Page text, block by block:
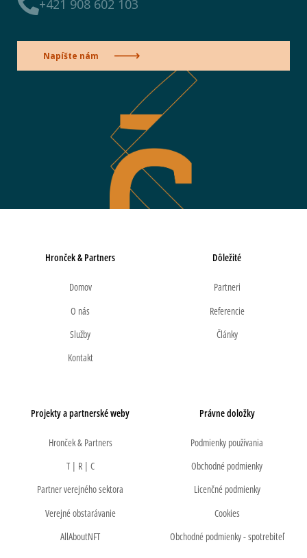
+421 908 602 103
Napíšte nám
Hronček & Partners
Domov
O nás
Služby
Kontakt
Dôležité
Partneri
Referencie
Články
Projekty a partnerské weby
Hronček & Partners
T | R | C
Partner verejného sektora
Verejné obstarávanie
AllAboutNFT
Právne doložky
Podmienky používania
Obchodné podmienky
Licenčné podmienky
Cookies
Obchodné podmienky - spotrebiteľ